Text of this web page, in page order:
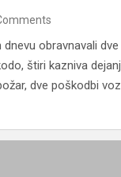
obravnavali dve
štiri kazniva
dve poškodbi